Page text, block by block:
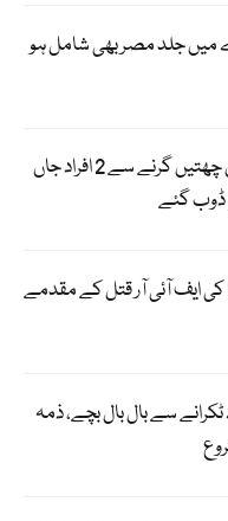
میں جلد مصر بھی شامل ہو
بارشوں کی تباہی؛ قصور میں چھتیں گرنے سے 2 افراد جاں
کی ایف آئی آر قتل کے مقدمے
پر 2 طیارے ٹکرانے سے بال بال بچے، ذمہ